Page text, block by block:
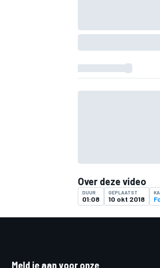
Over deze video
DUUR
01:08
GEPLAATST
10 okt 2018
Meld je aan voor onze